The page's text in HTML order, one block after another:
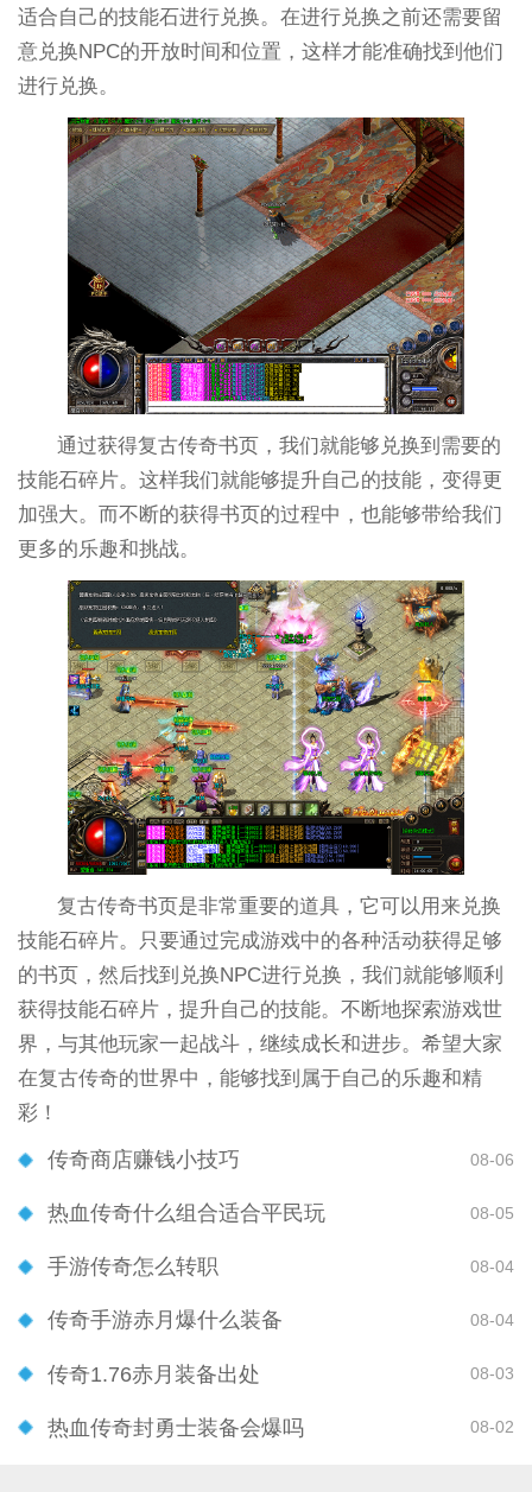
适合自己的技能石进行兑换。在进行兑换之前还需要留
意兑换NPC的开放时间和位置，这样才能准确找到他们
进行兑换。
通过获得复古传奇书页，我们就能够兑换到需要的
技能石碎片。这样我们就能够提升自己的技能，变得更
加强大。而不断的获得书页的过程中，也能够带给我们
更多的乐趣和挑战。
复古传奇书页是非常重要的道具，它可以用来兑换
技能石碎片。只要通过完成游戏中的各种活动获得足够
的书页，然后找到兑换NPC进行兑换，我们就能够顺利
获得技能石碎片，提升自己的技能。不断地探索游戏世
界，与其他玩家一起战斗，继续成长和进步。希望大家
在复古传奇的世界中，能够找到属于自己的乐趣和精
彩！
传奇商店赚钱小技巧 08-06
热血传奇什么组合适合平民玩 08-05
手游传奇怎么转职 08-04
传奇手游赤月爆什么装备 08-04
传奇1.76赤月装备出处 08-03
热血传奇封勇士装备会爆吗 08-02